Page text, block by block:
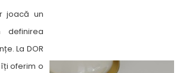
joacă un
La DOR
oferim o